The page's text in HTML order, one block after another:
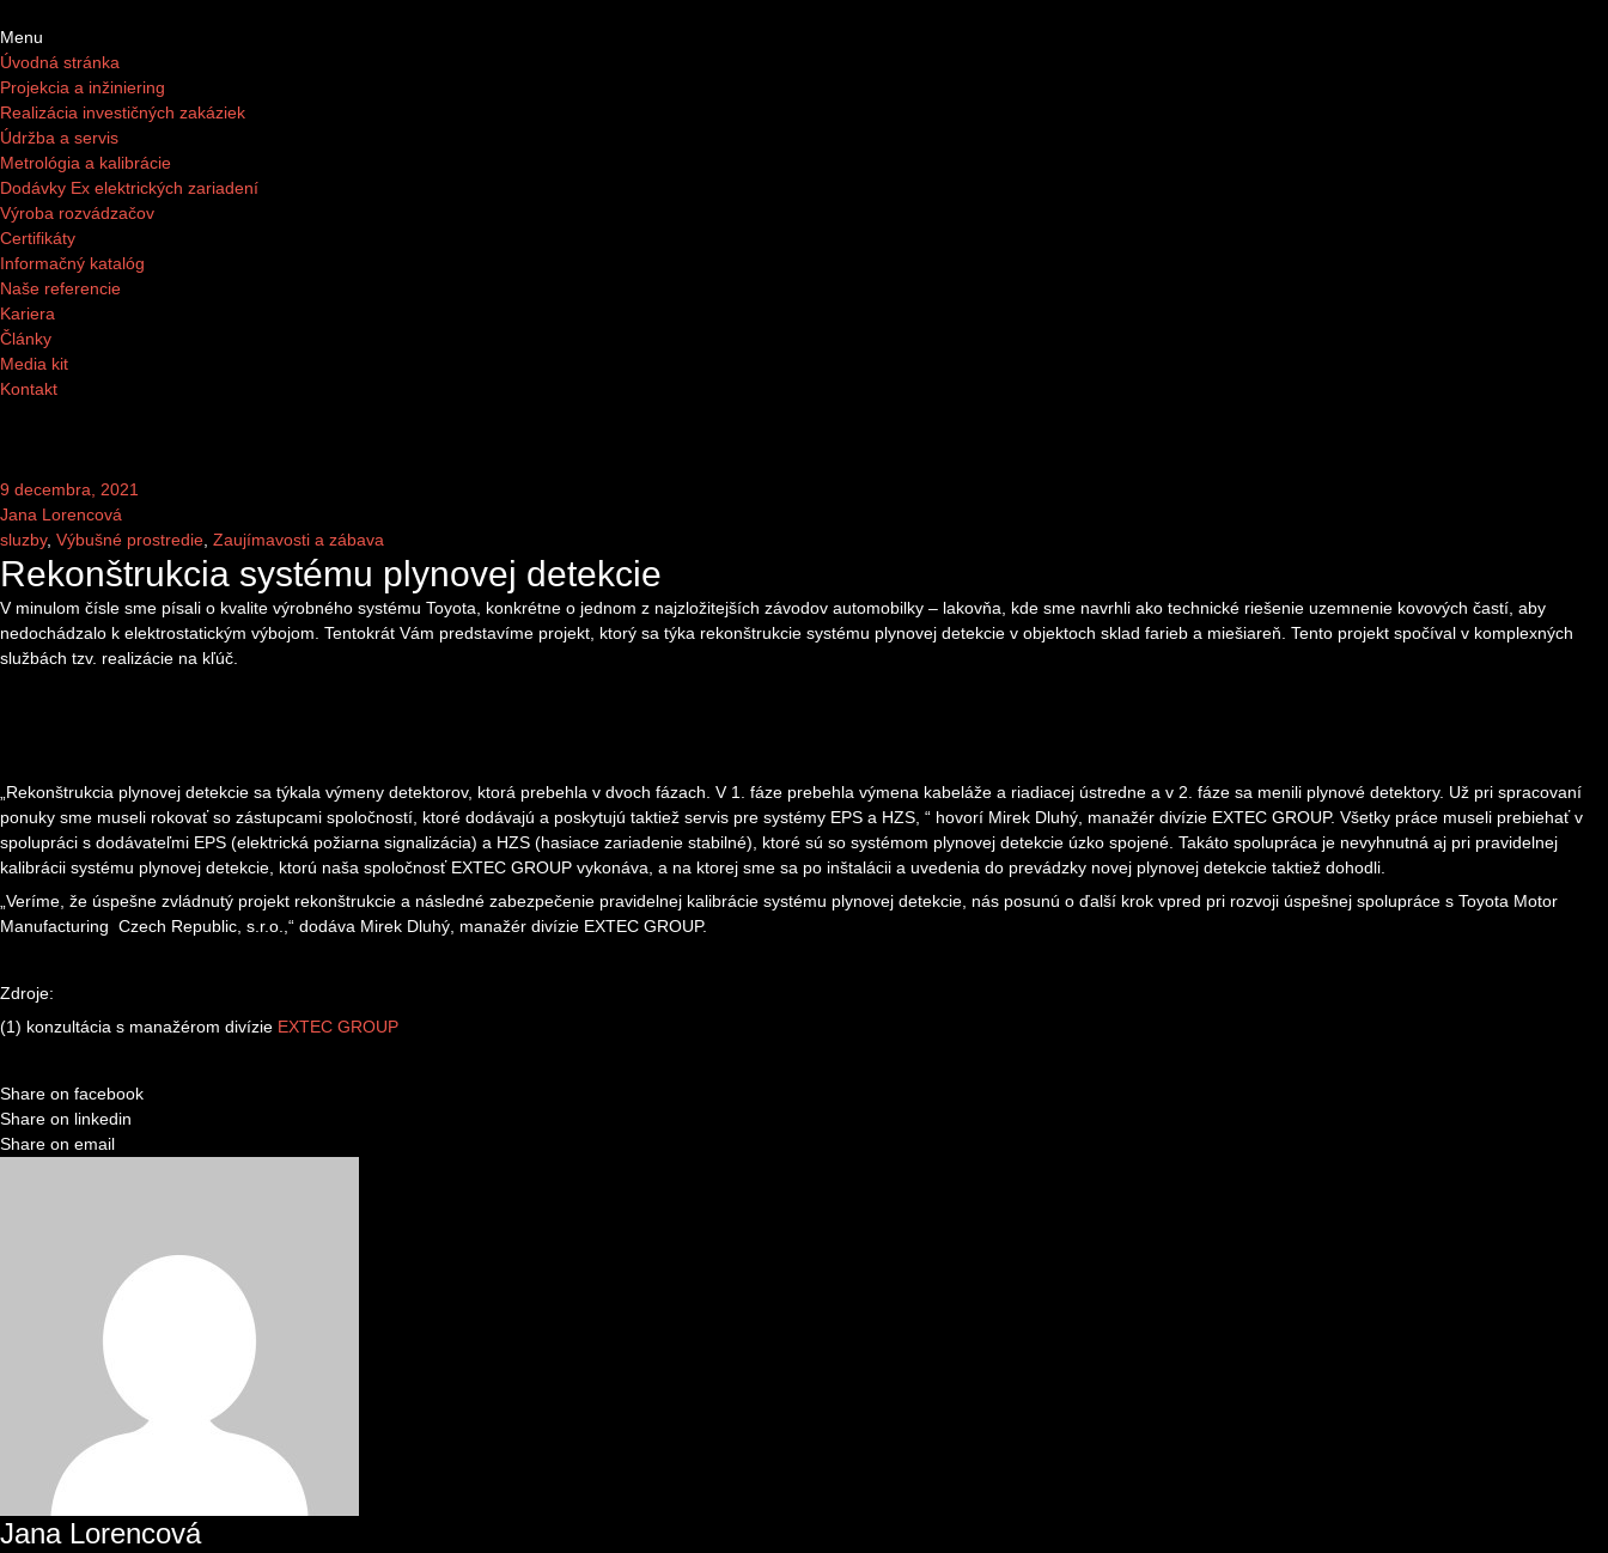
Menu
Úvodná stránka
Projekcia a inžiniering
Realizácia investičných zakáziek
Údržba a servis
Metrológia a kalibrácie
Dodávky Ex elektrických zariadení
Výroba rozvádzačov
Certifikáty
Informačný katalóg
Naše referencie
Kariera
Články
Media kit
Kontakt
9 decembra, 2021
Jana Lorencová
sluzby, Výbušné prostredie Zaujímavosti a zábava
Rekonštrukcia systému plynovej detekcie
V minulom čísle sme písali o kvalite výrobného systému Toyota, konkrétne o jednom z najzložitejších závodov automobilky – lakovňa, kde sme navrhli ako technické riešenie uzemnenie kovových častí, aby
nedochádzalo k elektrostatickým výbojom. Tentokrát Vám predstavíme projekt, ktorý sa týka rekonštrukcie systému plynovej detekcie v objektoch sklad farieb a miešiareň. Tento projekt spočíval v komplexných
službách tzv. realizácie na kľúč.
„Rekonštrukcia plynovej detekcie sa týkala výmeny detektorov, ktorá prebehla v dvoch fázach. V 1. fáze prebehla výmena kabeláže a riadiacej ústredne a v 2. fáze sa menili plynové detektory. Už pri spracovaní
ponuky sme museli rokovať so zástupcami spoločností, ktoré dodávajú a poskytujú taktiež servis pre systémy EPS a HZS, “ hovorí Mirek Dluhý, manažér divízie EXTEC GROUP. Všetky práce museli prebiehať v
spolupráci s dodávateľmi EPS (elektrická požiarna signalizácia) a HZS (hasiace zariadenie stabilné), ktoré sú so systémom plynovej detekcie úzko spojené. Takáto spolupráca je nevyhnutná aj pri pravidelnej
kalibrácii systému plynovej detekcie, ktorú naša spoločnosť EXTEC GROUP vykonáva, a na ktorej sme sa po inštalácii a uvedenia do prevádzky novej plynovej detekcie taktiež dohodli.
„Veríme, že úspešne zvládnutý projekt rekonštrukcie a následné zabezpečenie pravidelnej kalibrácie systému plynovej detekcie, nás posunú o ďalší krok vpred pri rozvoji úspešnej spolupráce s Toyota Motor
Manufacturing Czech Republic, s.r.o., “ dodáva Mirek Dluhý, manažér divízie EXTEC GROUP.
Zdroje:
(1) konzultácia s manažérom divízie EXTEC GROUP
Share on facebook
Share on linkedin
Share on email
Jana Lorencová